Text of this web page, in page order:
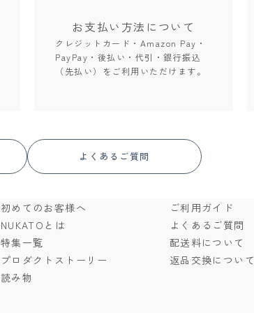
お支払い方法 について
クレジットカード・Amazon Pay・
PayPay・後払い・代引・銀行振込
（先払い）をご利用いただけます。
よくあるご質問
初めてのお客様へ
NUKATOとは
特集一覧
プロダクトストーリー
読み物
ご利用ガイド
よくあるご質問
配送料について
返品交換について